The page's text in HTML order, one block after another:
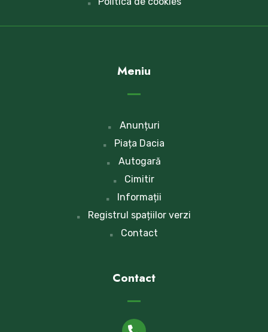
Meniu
Anunțuri
Piața Dacia
Autogară
Cimitir
Informații
Registrul spațiilor verzi
Contact
Contact